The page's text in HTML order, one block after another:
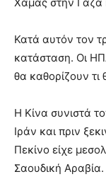
Κατά αυτόν τον
κατάσταση. Οι
θα καθορίζουν τι
Η Κίνα συνιστά
Ιράν και πριν
Πεκίνο είχε
Σαουδική